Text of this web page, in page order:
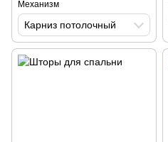
Механизм
Карниз потолочный